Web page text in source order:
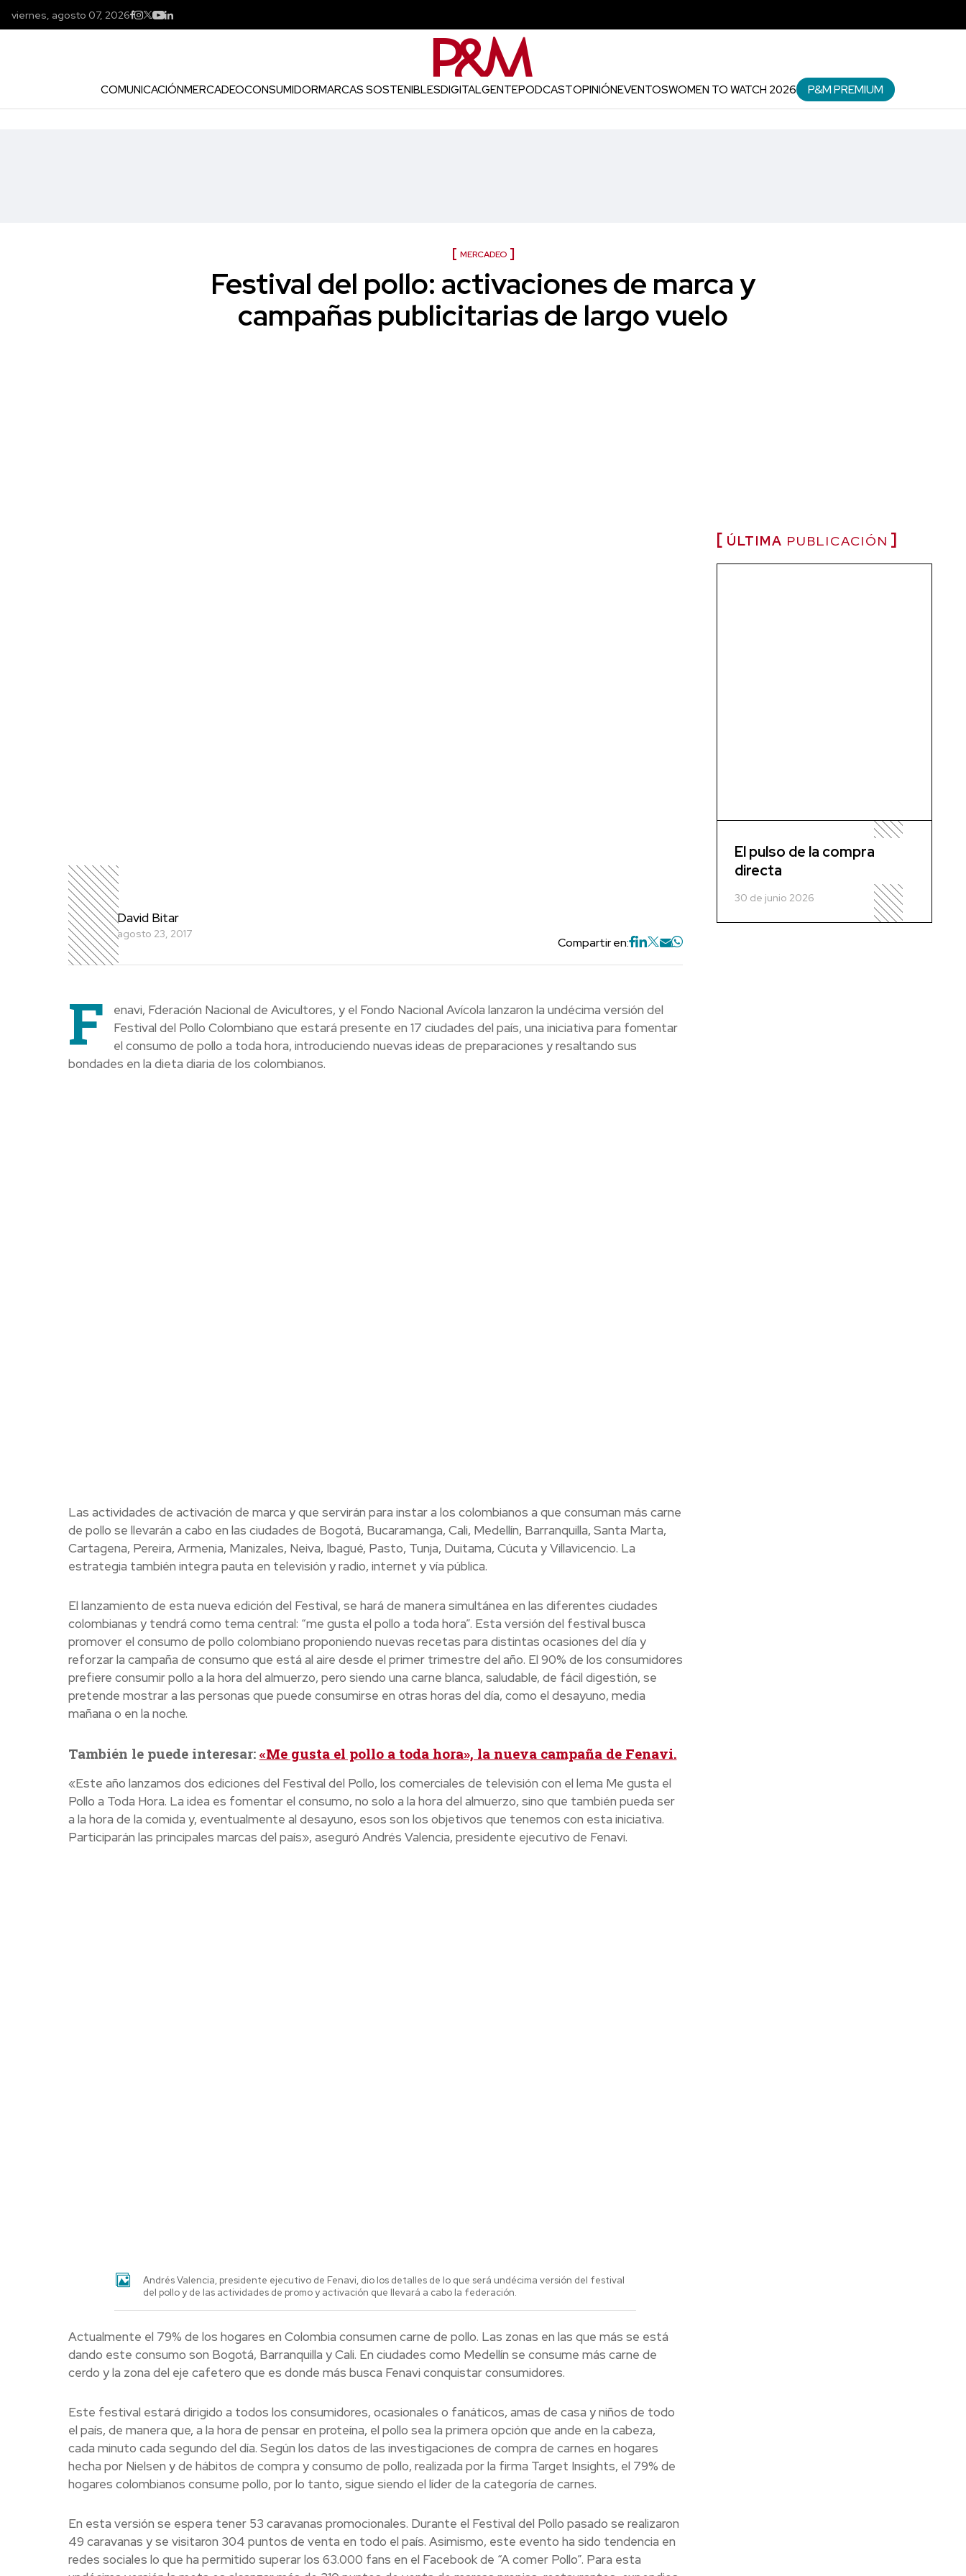
viernes, agosto 07, 2026
COMUNICACIÓNMERCADEOCONSUMIDORMARCAS SOSTENIBLESDIGITALGENTEPODCASTOPINIÓNEVENTOSWOMEN TO WATCH 2026 P&M PREMIUM
MERCADEO
Festival del pollo: activaciones de marca y
campañas publicitarias de largo vuelo
David Bitar
agosto 23, 2017
Compartir en:
F
enavi, Fderación Nacional de Avicultores, y el Fondo Nacional Avícola lanzaron la undécima versión del
Festival del Pollo Colombiano que estará presente en 17 ciudades del país, una iniciativa para fomentar
el consumo de pollo a toda hora, introduciendo nuevas ideas de preparaciones y resaltando sus
bondades en la dieta diaria de los colombianos.
Las actividades de activación de marca y que servirán para instar a los colombianos a que consuman más carne
de pollo se llevarán a cabo en las ciudades de Bogotá, Bucaramanga, Cali, Medellín, Barranquilla, Santa Marta,
Cartagena, Pereira, Armenia, Manizales, Neiva, Ibagué, Pasto, Tunja, Duitama, Cúcuta y Villavicencio. La
estrategia también integra pauta en televisión y radio, internet y vía pública.
El lanzamiento de esta nueva edición del Festival, se hará de manera simultánea en las diferentes ciudades
colombianas y tendrá como tema central: “me gusta el pollo a toda hora”. Esta versión del festival busca
promover el consumo de pollo colombiano proponiendo nuevas recetas para distintas ocasiones del día y
reforzar la campaña de consumo que está al aire desde el primer trimestre del año. El 90% de los consumidores
prefiere consumir pollo a la hora del almuerzo, pero siendo una carne blanca, saludable, de fácil digestión, se
pretende mostrar a las personas que puede consumirse en otras horas del día, como el desayuno, media
mañana o en la noche.
También le puede interesar: «Me gusta el pollo a toda hora», la nueva campaña de Fenavi.
«Este año lanzamos dos ediciones del Festival del Pollo, los comerciales de televisión con el lema Me gusta el
Pollo a Toda Hora. La idea es fomentar el consumo, no solo a la hora del almuerzo, sino que también pueda ser
a la hora de la comida y, eventualmente al desayuno, esos son los objetivos que tenemos con esta iniciativa.
Participarán las principales marcas del país», aseguró Andrés Valencia, presidente ejecutivo de Fenavi.
Andrés Valencia, presidente ejecutivo de Fenavi, dio los detalles de lo que será undécima versión del festival
del pollo y de las actividades de promo y activación que llevará a cabo la federación.
Actualmente el 79% de los hogares en Colombia consumen carne de pollo. Las zonas en las que más se está
dando este consumo son Bogotá, Barranquilla y Cali. En ciudades como Medellín se consume más carne de
cerdo y la zona del eje cafetero que es donde más busca Fenavi conquistar consumidores.
Este festival estará dirigido a todos los consumidores, ocasionales o fanáticos, amas de casa y niños de todo
el país, de manera que, a la hora de pensar en proteína, el pollo sea la primera opción que ande en la cabeza,
cada minuto cada segundo del día. Según los datos de las investigaciones de compra de carnes en hogares
hecha por Nielsen y de hábitos de compra y consumo de pollo, realizada por la firma Target Insights, el 79% de
hogares colombianos consume pollo, por lo tanto, sigue siendo el líder de la categoría de carnes.
En esta versión se espera tener 53 caravanas promocionales. Durante el Festival del Pollo pasado se realizaron
49 caravanas y se visitaron 304 puntos de venta en todo el país. Asimismo, este evento ha sido tendencia en
redes sociales lo que ha permitido superar los 63.000 fans en el Facebook de “A comer Pollo”. Para esta
ÚLTIMA PUBLICACIÓN
El pulso de la compra
directa
30 de junio 2026